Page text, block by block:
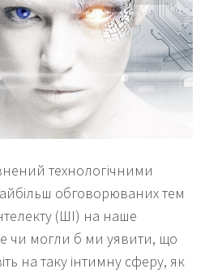
технологічними
обговорюваних тем
(ШІ) на наше
чи могли б ми уявити, що
на таку інтимну сферу, як